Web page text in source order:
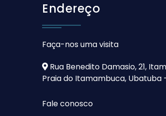
Endereço
Faça-nos uma visita
Rua Benedito Damasio, 21,
Praia do Itamambuca, Ubatuba -
Fale conosco